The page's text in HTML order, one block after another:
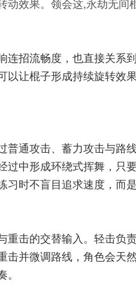
动效果。领会这,永劫无间
连招流畅度，也直接关系
以让棍子形成持续旋转效
普通攻击、蓄力攻击与路
过中形成环绕式挥舞，只
时不盲目追求速度，而
重击的交替输入。轻击负
击并微调路线，角色会天
。